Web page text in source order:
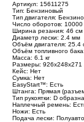
Артикул: 15611275
Тип: Бензиновый
Тип двигателя:
Число оборотов:
Ширина резания: 46 см
Диаметр лески: 2.4 мм
Объём двигателя: 25.4
Объём топливного
Масса: 6.1 кг
Размеры:
Кейс: Нет
Сумка: Нет
EasyStart™: Есть
Штанга: Прямая
Тип рукоятки: D
Наплечный ремень:
Ножи: Есть
Подача лески: